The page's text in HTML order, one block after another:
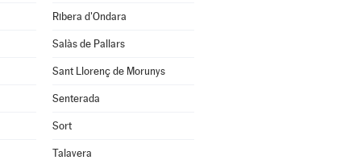
Ribera d'Ondara
Salàs de Pallars
Sant Llorenç de Morunys
Senterada
Sort
Talavera